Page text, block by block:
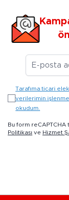
Tarafıma ticari
verilerimin
okudum.
Bu form reCAPTCHA
Politikası ve Hizmet